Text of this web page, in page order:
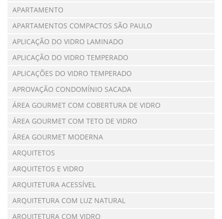
APARTAMENTO
APARTAMENTOS COMPACTOS SÃO PAULO
APLICAÇÃO DO VIDRO LAMINADO
APLICAÇÃO DO VIDRO TEMPERADO
APLICAÇÕES DO VIDRO TEMPERADO
APROVAÇÃO CONDOMÍNIO SACADA
ÁREA GOURMET COM COBERTURA DE VIDRO
ÁREA GOURMET COM TETO DE VIDRO
ÁREA GOURMET MODERNA
ARQUITETOS
ARQUITETOS E VIDRO
ARQUITETURA ACESSÍVEL
ARQUITETURA COM LUZ NATURAL
ARQUITETURA COM VIDRO